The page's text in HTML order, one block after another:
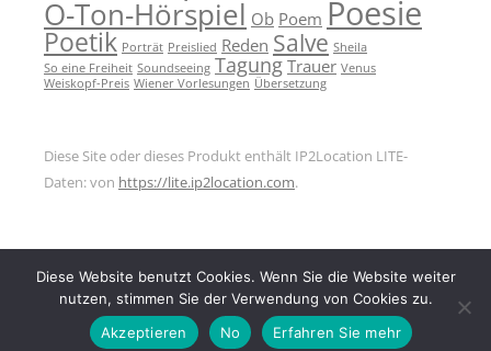
O-Ton-Hörspiel Ob Poem Poesie
Poetik Porträt Preislied Reden Salve Sheila
So eine Freiheit Soundseeing Tagung Trauer Venus
Weiskopf-Preis Wiener Vorlesungen Übersetzung
Diese Site oder dieses Produkt enthält IP2Location LITE-
Daten: von https://lite.ip2location.com.
Diese Website benutzt Cookies. Wenn Sie die Website weiter
nutzen, stimmen Sie der Verwendung von Cookies zu.
Akzeptieren
No Erfahren Sie mehr